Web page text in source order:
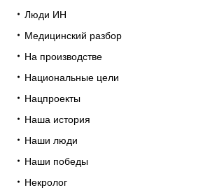
Люди ИН
Медицинский разбор
На производстве
Национальные цели
Нацпроекты
Наша история
Наши люди
Наши победы
Некролог